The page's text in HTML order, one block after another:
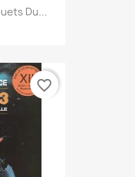
Du...
favorite_border